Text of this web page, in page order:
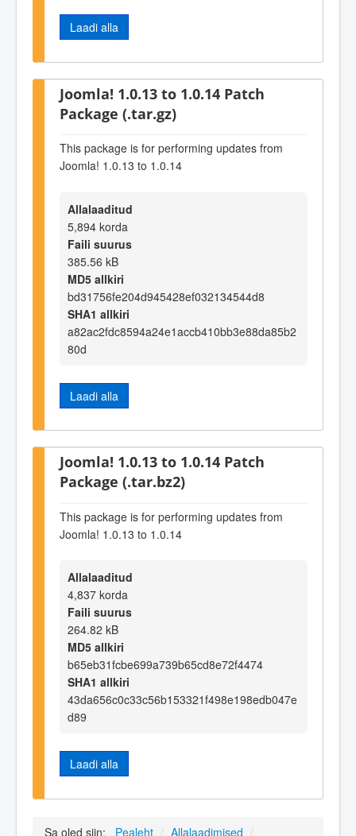
Laadi alla
Joomla! 1.0.13 to 1.0.14 Patch
Package (.tar.gz)
This package is for performing updates from
Joomla! 1.0.13 to 1.0.14
Allalaaditud
5,894 korda
Faili suurus
385.56 kB
MD5 allkiri
bd31756fe204d945428ef032134544d8
SHA1 allkiri
a82ac2fdc8594a24e1accb410bb3e88da85b2
80d
Laadi alla
Joomla! 1.0.13 to 1.0.14 Patch
Package (.tar.bz2)
This package is for performing updates from
Joomla! 1.0.13 to 1.0.14
Allalaaditud
4,837 korda
Faili suurus
264.82 kB
MD5 allkiri
b65eb31fcbe699a739b65cd8e72f4474
SHA1 allkiri
43da656c0c33c56b153321f498e198edb047e
d89
Laadi alla
Sa oled siin: Pealeht / Allalaadimised /